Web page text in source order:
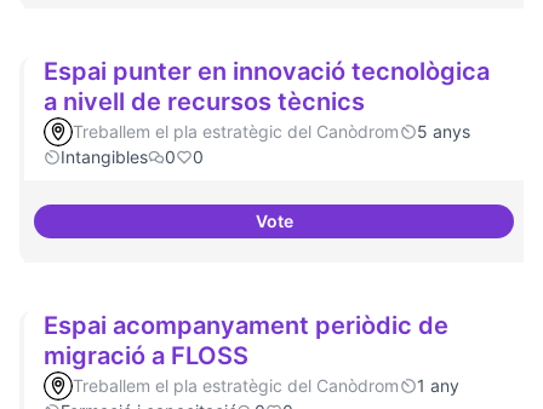
Espai punter en innovació tecnològica
a nivell de recursos tècnics
Treballem el pla estratègic del Canòdrom
5 anys
Intangibles
0 0
VoteEspai punter en innovació
Espai acompanyament periòdic de
migració a FLOSS
Treballem el pla estratègic del Canòdrom
1 any